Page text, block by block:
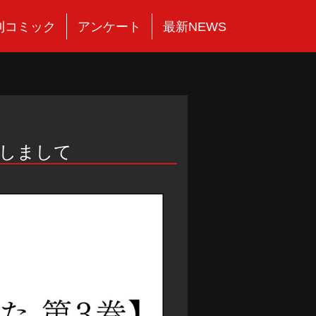
コミック アンケート 最新NEWS
まして